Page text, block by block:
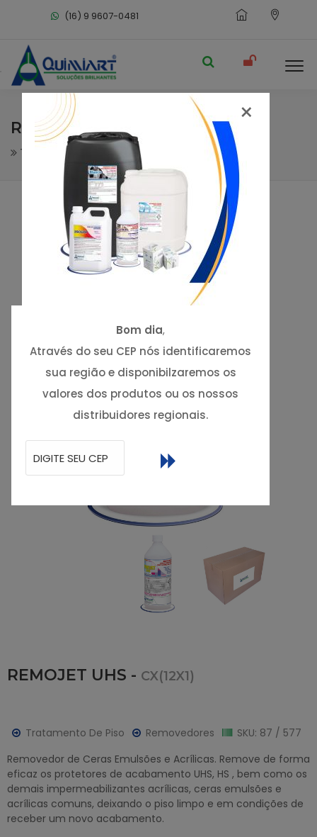
(16) 9 9607-0481
REMOJET UHS
Tratamento de piso Removedores
×
Bom dia,
Através do seu CEP nós identificaremos
sua região e disponibilzaremos os
valores dos produtos ou os nossos
distribuidores regionais.
REMOJET UHS - CX(12X1)
Tratamento De Piso Removedores
SKU: 87 / 577
Removedor de Ceras Emulsões e Acrílicas. Remove de forma
eficaz os protetores de acabamento UHS, HS , bem como os
demais impermeabilizantes acrílicas, ceras emulsões e
acrílicas comuns, deixando o piso limpo e em condições de
receber um novo acabamento.